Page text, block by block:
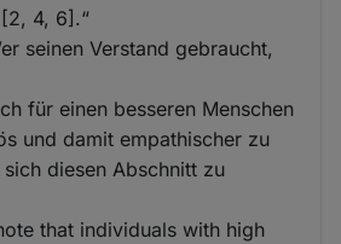
4, 6].“
seinen Verstand gebraucht,
für einen besseren Menschen
und damit empathischer zu
diesen Abschnitt zu
that individuals with high